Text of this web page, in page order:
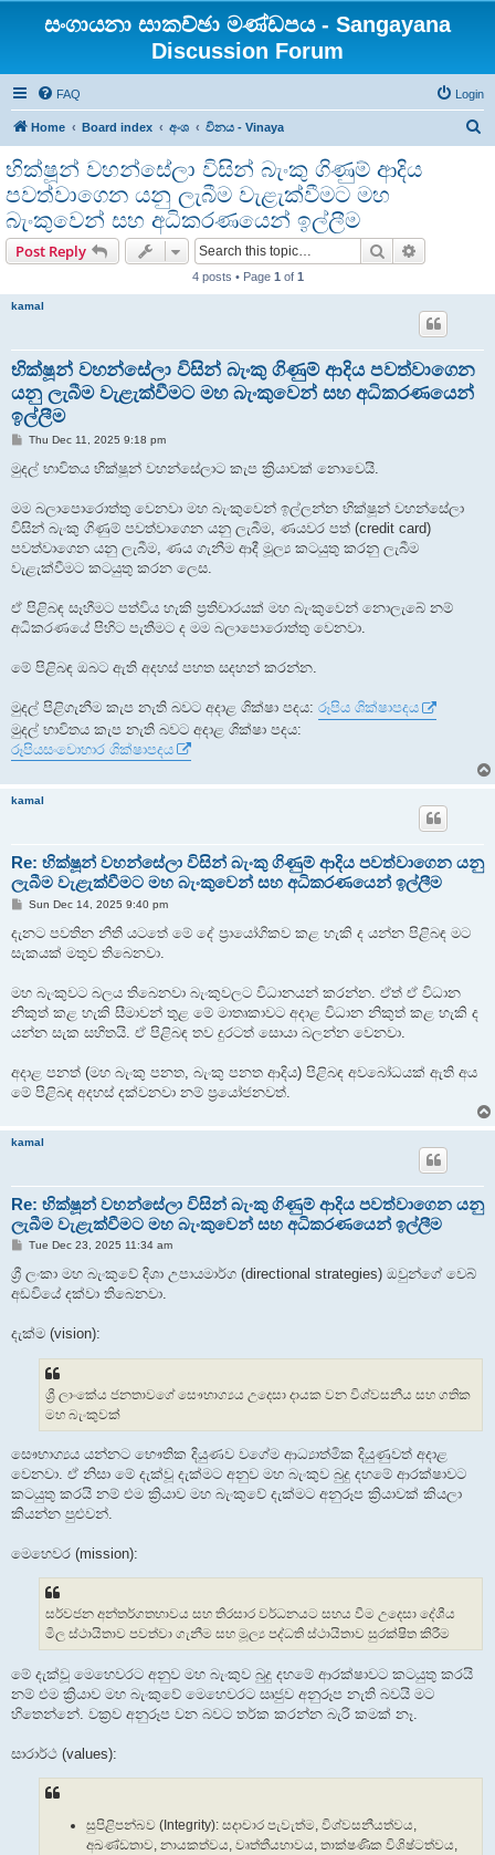
සංගායනා සාකච්ඡා මණ්ඩපය - Sangayana
Discussion Forum
FAQ Login
Home Board index අංශ විනය - Vinaya
භික්ෂූන් වහන්සේලා විසින් බැංකු ගිණුම් ආදිය
පවත්වාගෙන යනු ලැබීම වැළැක්වීමට මහ
බැංකුවෙන් සහ අධිකරණයෙන් ඉල්ලීම
Post Reply Search
4 posts • Page 1 of 1
kamal
භික්ෂූන් වහන්සේලා විසින් බැංකු ගිණුම් ආදිය පවත්වාගෙන
යනු ලැබීම වැළැක්වීමට මහ බැංකුවෙන් සහ අධිකරණයෙන්
ඉල්ලීම
P
s
t
Thu Dec 11, 2025 9:18 pm
මුදල් භාවිතය භික්ෂූන් වහන්සේලාට කැප ක්‍රියාවක් නොවෙයි.
මම බලාපොරොත්තු වෙනවා මහ බැංකුවෙන් ඉල්ලන්න භික්ෂූන් වහන්සේලා
විසින් බැංකු ගිණුම් පවත්වාගෙන යනු ලැබීම, ණයවර පත් (credit card)
පවත්වාගෙන යනු ලැබීම, ණය ගැනීම ආදී මූල්‍ය කටයුතු කරනු ලැබීම
වැළැක්වීමට කටයුතු කරන ලෙස.
ඒ පිළිබඳ සෑහීමට පත්විය හැකි ප්‍රතිචාරයක් මහ බැංකුවෙන් නොලැබේ නම්
අධිකරණයේ පිහිට පැතීමට ද මම බලාපොරොත්තු වෙනවා.
මේ පිළිබඳ ඔබට ඇති අදහස් පහත සදහන් කරන්න.
මුදල් පිළිගැනීම කැප නැති බවට අදාළ ශික්ෂා පදය: රූපිය ශික්ෂාපදය
මුදල් භාවිතය කැප නැති බවට අදාළ ශික්ෂා පදය:
රූපියසංවොහාර ශික්ෂාපදය
kamal
Re: භික්ෂූන් වහන්සේලා විසින් බැංකු ගිණුම් ආදිය පවත්වාගෙන යනු
ලැබීම වැළැක්වීමට මහ බැංකුවෙන් සහ අධිකරණයෙන් ඉල්ලීම
P
s
Sun Dec 14, 2025 9:40 pm
දැනට පවතින නීති යටතේ මේ දේ ප්‍රායෝගිකව කළ හැකි ද යන්න පිළිබඳ මට
සැකයක් මතුව තිබෙනවා.
මහ බැංකුවට බලය තිබෙනවා බැංකුවලට විධානයන් කරන්න. ඒත් ඒ විධාන
නිකුත් කළ හැකි සීමාවන් තුළ මේ මාතෘකාවට අදාළ විධාන නිකුත් කළ හැකි ද
යන්න සැක සහිතයි. ඒ පිළිබඳ තව දුරටත් සොයා බලන්න වෙනවා.
අදාළ පනත් (මහ බැංකු පනත, බැංකු පනත ආදිය) පිළිබඳ අවබෝධයක් ඇති අය
මේ පිළිබඳ අදහස් දක්වනවා නම් ප්‍රයෝජනවත්.
kamal
Re: භික්ෂූන් වහන්සේලා විසින් බැංකු ගිණුම් ආදිය පවත්වාගෙන යනු
ලැබීම වැළැක්වීමට මහ බැංකුවෙන් සහ අධිකරණයෙන් ඉල්ලීම
P
s
t
Tue Dec 23, 2025 11:34 am
ශ්‍රී ලංකා මහ බැංකුවේ දිශා උපායමාර්ග (directional strategies) ඔවුන්ගේ වෙබ්
අඩවියේ දක්වා තිබෙනවා.
දැක්ම (vision):
ශ්‍රී ලාංකේය ජනතාවගේ සෞභාග්‍යය උදෙසා දායක වන විශ්වසනීය සහ ගතික
මහ බැංකුවක්
සෞභාග්‍යය යන්නට භෞතික දියුණව වගේම ආධ්‍යාත්මික දියුණුවත් අදාළ
වෙනවා. ඒ නිසා මේ දැක්වූ දැක්මට අනුව මහ බැංකුව බුදු දහමේ ආරක්ෂාවට
කටයුතු කරයි නම් එම ක්‍රියාව මහ බැංකුවේ දැක්මට අනුරූප ක්‍රියාවක් කියලා
කියන්න පුළුවන්.
මෙහෙවර (mission):
සර්වජන අන්තර්ගතභාවය සහ තිරසාර වර්ධනයට සහය වීම උදෙසා දේශීය
මිල ස්ථායිතාව පවත්වා ගැනීම සහ මූල්‍ය පද්ධති ස්ථායිතාව සුරක්ෂිත කිරීම
මේ දැක්වූ මෙහෙවරට අනුව මහ බැංකුව බුදු දහමේ ආරක්ෂාවට කටයුතු කරයි
නම් එම ක්‍රියාව මහ බැංකුවේ මෙහෙවරට සෘජුව අනුරූප නැති බවයි මට
හිතෙන්නේ. වක්‍රව අනුරූප වන බවට තර්ක කරන්න බැරි කමක් නෑ.
සාරාර්ථ (values):
සුපිළිපන්බව (Integrity): සදාචාර පැවැත්ම, විශ්වසනීයත්වය,
අඛණ්ඩතාව, නායකත්වය, වෘත්තීයභාවය, තාක්ෂණික විශිෂ්ටත්වය,